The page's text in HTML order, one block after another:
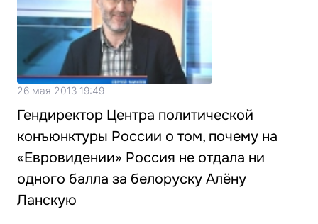
26 мая 2013 19:49
Гендиректор Центра политической
конъюнктуры России о том, почему на
«Евровидении» Россия не отдала ни
одного балла за белоруску Алёну
Ланскую